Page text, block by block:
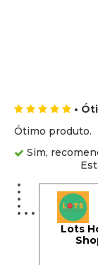
•
Ótimo produto.
Sim,
Lots